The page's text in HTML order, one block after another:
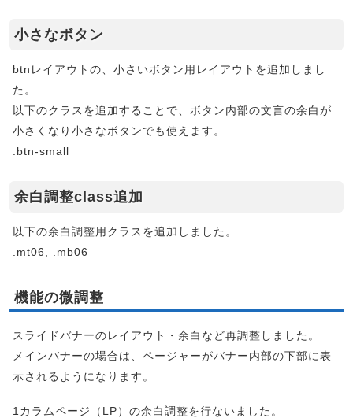
小さなボタン
btnレイアウトの、小さいボタン用レイアウトを追加しまし
た。
以下のクラスを追加することで、ボタン内部の文言の余白が
小さくなり小さなボタンでも使えます。
.btn-small
余白調整class追加
以下の余白調整用クラスを追加しました。
.mt06, .mb06
機能の微調整
スライドバナーのレイアウト・余白など再調整しました。
メインバナーの場合は、ページャーがバナー内部の下部に表
示されるようになります。
1カラムページ（LP）の余白調整を行ないました。